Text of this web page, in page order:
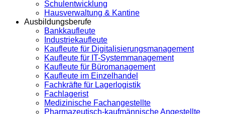
Schulentwicklung
Hausverwaltung & Kantine
Ausbildungsberufe
Bankkaufleute
Industriekaufleute
Kaufleute für Digitalisierungsmanagement
Kaufleute für IT-Systemmanagement
Kaufleute für Büromanagement
Kaufleute im Einzelhandel
Fachkräfte für Lagerlogistik
Fachlagerist
Medizinische Fachangestellte
Pharmazeutisch-kaufmännische Angestellte